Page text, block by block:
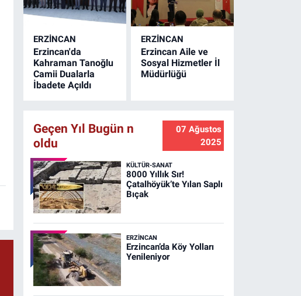
ERZINCAN
Erzincan'da
Kahraman Tanoğlu
Camii Dualarla
İbadete Açıldı
ERZINCAN
Erzincan Aile ve
Sosyal Hizmetler İl
Müdürlüğü
Geçen Yıl Bugün n
oldu
07 Ağustos
2025
KÜLTÜR-SANAT
8000 Yıllık Sır!
Çatalhöyük’te Yılan Saplı
Bıçak
ERZINCAN
Erzincan’da Köy Yolları
Yenileniyor